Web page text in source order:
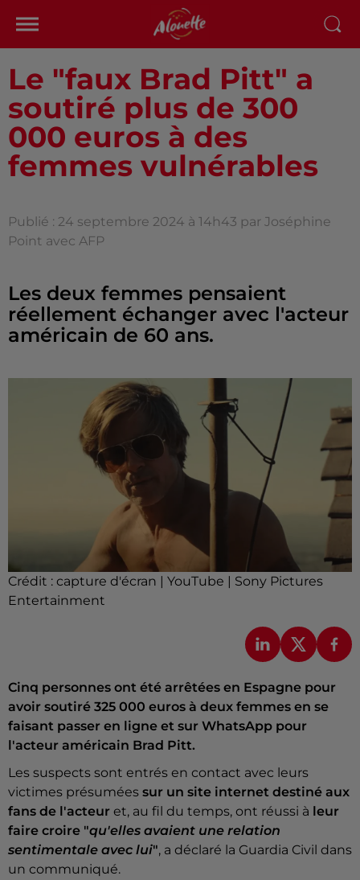
Le "faux Brad Pitt" a
soutiré plus de 300
000 euros à des
femmes vulnérables
Publié : 24 septembre 2024 à 14h43 par Joséphine
Point avec AFP
Les deux femmes pensaient
réellement échanger avec l'acteur
américain de 60 ans.
Crédit : capture d'écran | YouTube | Sony Pictures
Entertainment
Cinq personnes ont été arrêtées en Espagne pour
avoir soutiré 325 000 euros à deux femmes en se
faisant passer en ligne et sur WhatsApp pour
l'acteur américain Brad Pitt.
Les suspects sont entrés en contact avec leurs
victimes présumées sur un site internet destiné aux
fans de l'acteur et, au fil du temps, ont réussi à leur
faire croire "qu'elles avaient une relation
sentimentale avec lui", a déclaré la Guardia Civil dans
un communiqué.